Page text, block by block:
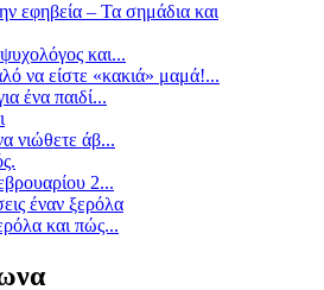
εφηβεία – Τα σημάδια και
και...
να είστε «κακιά» μαμά!...
ένα παιδί...
νιώθετε άβ...
2...
έναν ξερόλα
και πώς...